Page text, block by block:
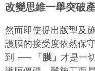
改變思維一舉突破
然而即使提出版型及
護膜的接受度依然保
到 ── 「膜」 才是一